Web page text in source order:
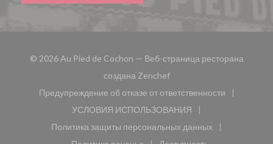
© 2026 Au Pied de Cochon — Веб-страница ресторана
создана Zenchef((открывается в новом
Предупреждение об отказе от ответственности
((открывается в новом окне))
УСЛОВИЯ ИСПОЛЬЗОВАНИЯ
((открывается в новом окне))
Политика защиты персональных данных
((открывается в новом окне))